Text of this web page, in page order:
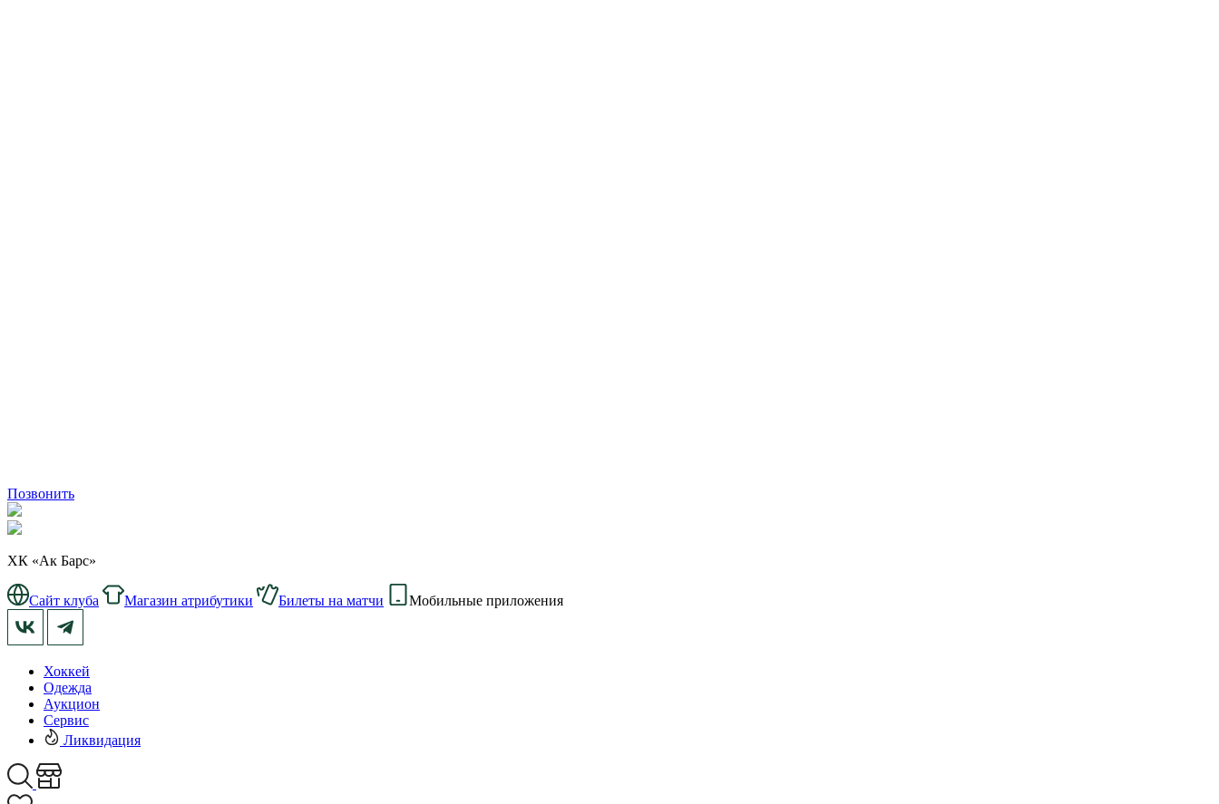
Позвонить
ХК «Ак Барс»
Сайт клуба Магазин атрибутики Билеты на матчи Мобильные приложения
Хоккей
Одежда
Аукцион
Сервис
Ликвидация